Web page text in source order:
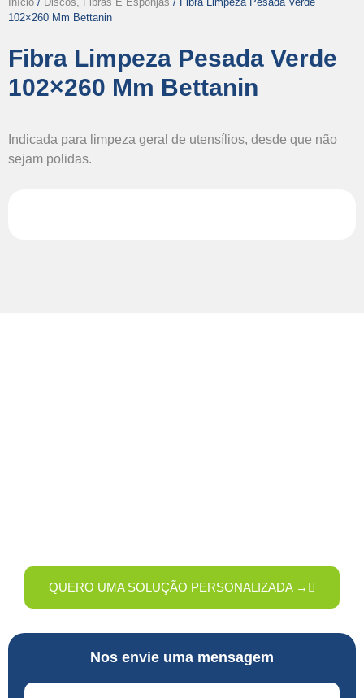
102×260 Mm Bettanin
Fibra Limpeza Pesada Verde
102×260 Mm Bettanin
Indicada para limpeza geral de utensílios, desde que não
sejam polidas.
QUERO UMA SOLUÇÃO PERSONALIZADA →
Nos envie uma mensagem